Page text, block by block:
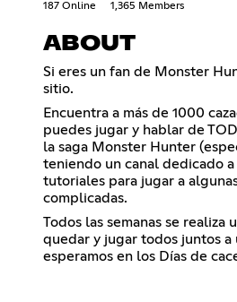
187 Online 1,365 Members
ABOUT
Si eres un fan de Monster
sitio.
Encuentra a más de 1000
puedes jugar y hablar de
la saga Monster Hunter
teniendo un canal dedicado a
tutoriales para jugar a
complicadas.
Todos las semanas se realiza
quedar y jugar todos juntos a
esperamos en los Días de